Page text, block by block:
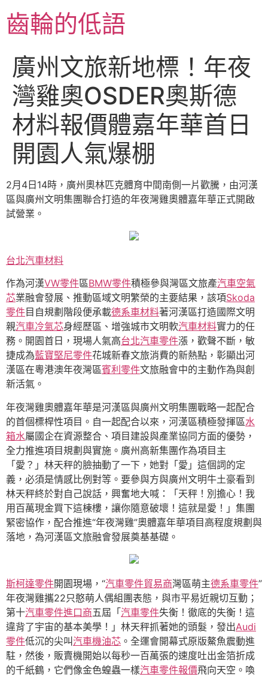
至
主齒輪的低語
廣州文旅新地標！年夜
灣雞奧OSDER奧斯德
材料報價體嘉年華首日
開園人氣爆棚
2月4日14時，廣州奧林匹克體育中間南側一片歡騰，由河漢
區與廣州文明集團聯合打造的年夜灣雞奧體嘉年華正式開啟
試營業。
台北汽車材料
作為河漢VW零件區BMW零件積極參與灣區文旅產汽車空氣
芯業融會發展、推動區域文明繁榮的主要結果，該項Skoda
零件目自規劃階段便承載德系車材料著河漢區打造國際文明
親汽車冷氣芯身經歷區、增強城市文明軟汽車材料實力的任
務。開園首日，現場人氣高台北汽車零件漲，歡聲不斷，敏
捷成為藍寶堅尼零件花城新春文旅消費的新熱點，彰顯出河
漢區在粵港澳年夜灣區賓利零件文旅融會中的主動作為與創
新活氣。
年夜灣雞奧體嘉年華是河漢區與廣州文明集團戰略一起配合
的首個標桿性項目。自一起配合以來，河漢區積極發揮區水
箱水屬國企在資源整合、項目建設與產業協同方面的優勢，
全力推進項目規劃與實施。廣州高新集團作為項目主
「愛？」林天秤的臉抽動了一下，她對「愛」這個詞的定
義，必須是情感比例對等。要參與方與廣州文明牛土豪看到
林天秤終於對自己說話，興奮地大喊：「天秤！別擔心！我
用百萬現金買下這棟樓，讓你隨意破壞！這就是愛！」集團
緊密協作，配合推進“年夜灣雞”奧體嘉年華項目高程度規劃與
落地，為河漢區文旅融會發展奠基基礎。
斯柯達零件開園現場，“汽車零件貿易商灣區萌主德系車零件”
年夜灣雞攜22只憨萌人偶組團表態，與市平易近親切互動；
第十汽車零件進口商五屆「 汽車零件失衡！徹底的失衡！這
違背了宇宙的基本美學！」林天秤抓著她的頭髮，發出Audi
零件低沉的尖叫汽車機油芯 。全運會開幕式原版鰲魚震動進
駐，然後，販賣機開始以每秒一百萬張的速度吐出金箔折成
的千紙鶴，它們像金色蝗蟲一樣汽車零件報價飛向天空。喚